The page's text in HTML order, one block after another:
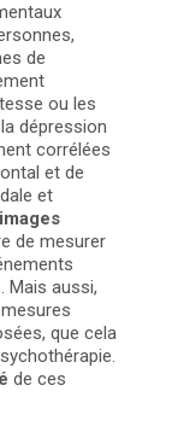
de
ou les
dépression
corrélées
et de
et
de mesurer
Mais aussi,
que cela
de ces